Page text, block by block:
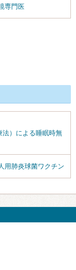
専門医
法）による睡眠時無
用肺炎球菌ワクチン